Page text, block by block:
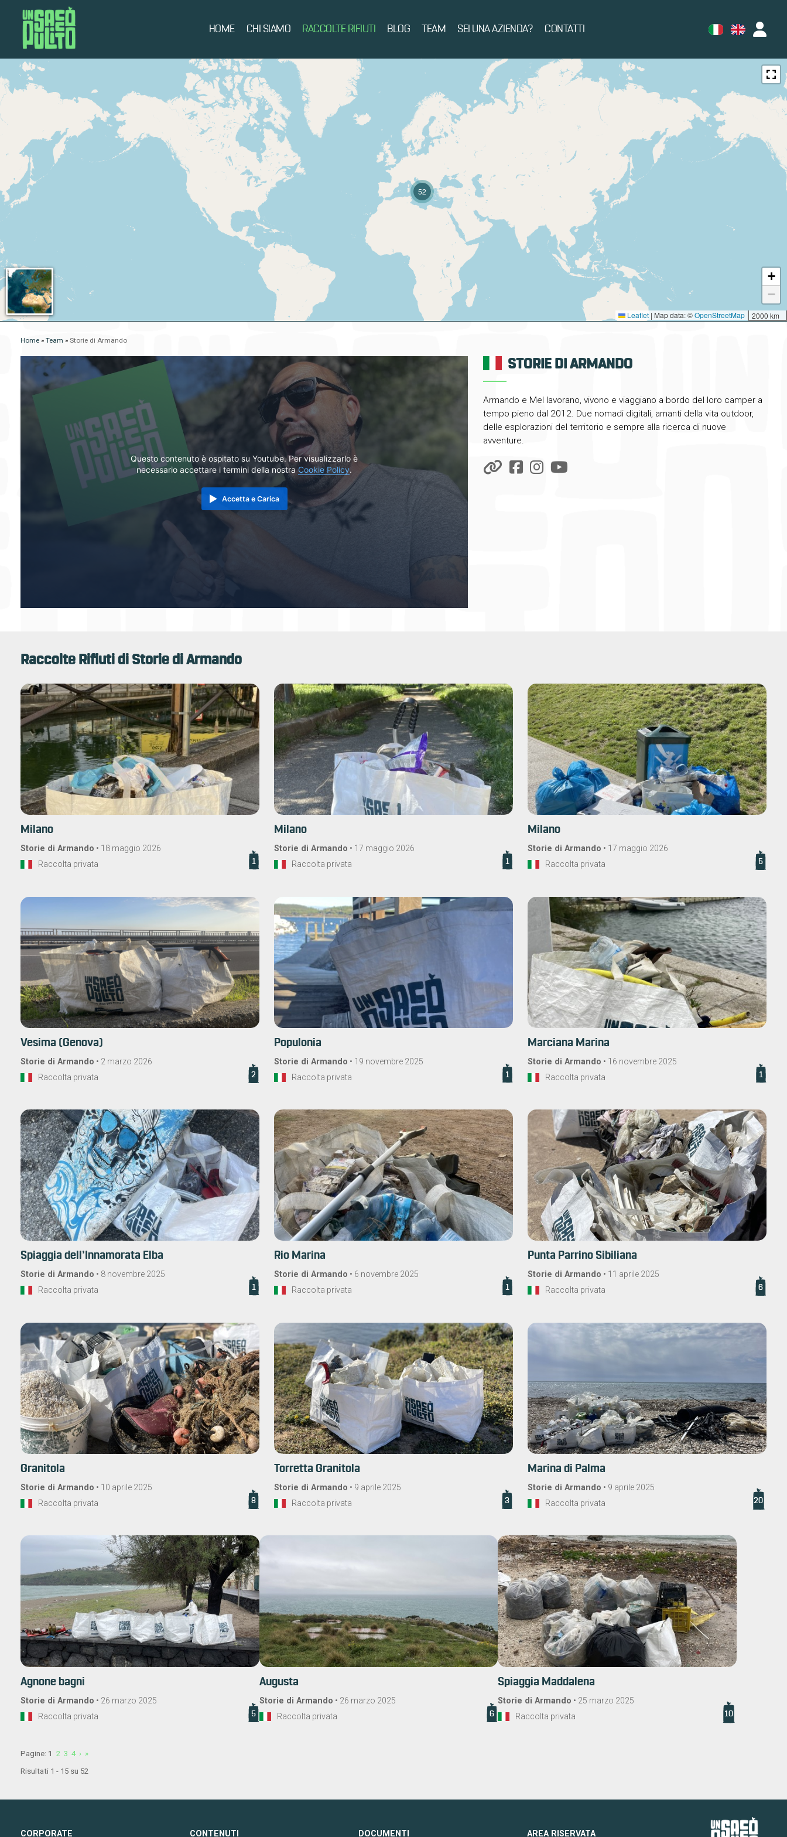
HOME CHI SIAMO RACCOLTE RIFIUTI BLOG TEAM SEI UNA AZIENDA? CONTATTI
52
+
−
2000 km
Leaflet | Map data: ©OpenStreetMap
Home »Team »Storie di Armando
Questo contenuto è ospitato su Youtube. Per visualizzarlo è
necessario accettare i termini della nostraCookie Policy.
Accetta e Carica
STORIE DI ARMANDO
Armando e Mel lavorano, vivono e viaggiano a bordo del loro camper a
tempo pieno dal 2012. Due nomadi digitali, amanti della vita outdoor,
delle esplorazioni del territorio e sempre alla ricerca di nuove
avventure.
Raccolte Rifiuti di Storie di Armando
Milano
Storie di Armando • 18 maggio 2026
Raccolta privata
1
Milano
Storie di Armando • 17 maggio 2026
Raccolta privata
1
Milano
Storie di Armando • 17 maggio 2026
Raccolta privata
5
Vesima (Genova)
Storie di Armando • 2 marzo 2026
Raccolta privata
2
Populonia
Storie di Armando • 19 novembre 2025
Raccolta privata
1
Marciana Marina
Storie di Armando • 16 novembre 2025
Raccolta privata
1
Spiaggia dell’Innamorata Elba
Storie di Armando • 8 novembre 2025
Raccolta privata
1
Rio Marina
Storie di Armando • 6 novembre 2025
Raccolta privata
1
Punta Parrino Sibiliana
Storie di Armando • 11 aprile 2025
Raccolta privata
6
Granitola
Storie di Armando • 10 aprile 2025
Raccolta privata
8
Torretta Granitola
Storie di Armando • 9 aprile 2025
Raccolta privata
3
Marina di Palma
Storie di Armando • 9 aprile 2025
Raccolta privata
20
Agnone bagni
Storie di Armando • 26 marzo 2025
Raccolta privata
5
Augusta
Storie di Armando • 26 marzo 2025
Raccolta privata
6
Spiaggia Maddalena
Storie di Armando • 25 marzo 2025
Raccolta privata
10
Pagine: 1 2 3 4 › »
Risultati 1 - 15 su 52
CORPORATE CONTENUTI DOCUMENTI AREA RISERVATA